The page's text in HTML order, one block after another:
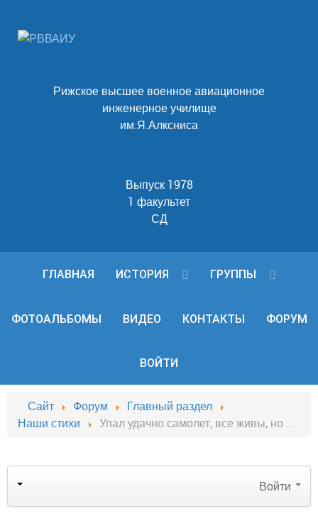
Рижское высшее военное авиационное
инженерное училище
им.Я.Алксниса
Выпуск 1978
1 факультет
СД
ГЛАВНАЯ ИСТОРИЯ ГРУППЫ
ФОТОАЛЬБОМЫ ВИДЕО КОНТАКТЫ ФОРУМ
ВОЙТИ
Сайт Форум
Главный раздел
Наши стихи
Упал удачно самолет, все живы, но …
Войти